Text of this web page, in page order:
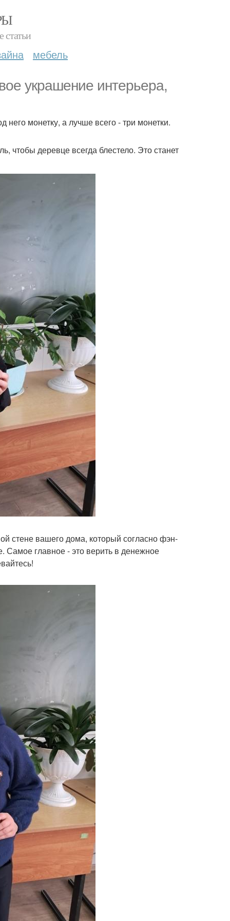
статьи
мебель
украшение интерьера,
него монетку, а лучше всего - три монетки.
чтобы деревце всегда блестело. Это станет
стене вашего дома, который согласно фэн-
Самое главное - это верить в денежное